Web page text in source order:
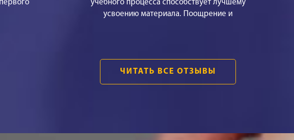
учебного процесса способствует лучшему
усвоению материала. Поощрение и
уверенность в своих силах. Это было самым
важным для меня! БОЛЬШОЕ СПАСИБО!
ЧИТАТЬ ВСЕ ОТЗЫВЫ